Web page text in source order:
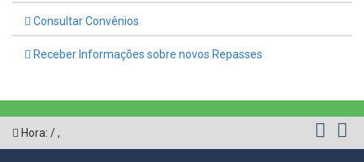
Consultar Convênios
Receber Informações sobre novos Repasses
Hora: /,